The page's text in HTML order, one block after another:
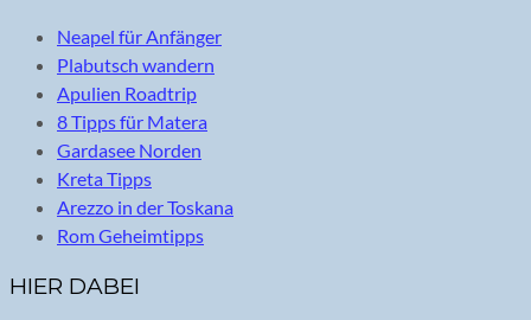
Neapel für Anfänger
Plabutsch wandern
Apulien Roadtrip
8 Tipps für Matera
Gardasee Norden
Kreta Tipps
Arezzo in der Toskana
Rom Geheimtipps
HIER DABEI